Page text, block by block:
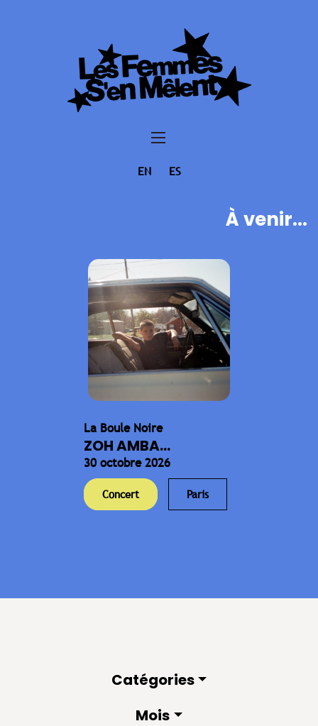
EN ES
À venir...
La Boule Noire
ZOH AMBA...
30 octobre 2026
Concert Paris
Catégories
Mois